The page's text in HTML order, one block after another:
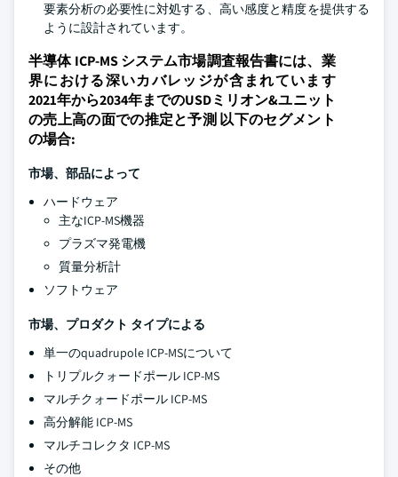
要素分析の必要性に対処する、高い感度と精度を提供する
ように設計されています。
半導体 ICP-MS システム市場調査報告書には、業
界における深いカバレッジが含まれています
2021年から2034年までのUSDミリオン&ユニット
の売上高の面での推定と予測 以下のセグメント
の場合:
市場、部品によって
ハードウェア
主なICP-MS機器
プラズマ発電機
質量分析計
ソフトウェア
市場、プロダクト タイプによる
単一のquadrupole ICP-MSについて
トリプルクォードポール ICP-MS
マルチクォードポール ICP-MS
高分解能 ICP-MS
マルチコレクタ ICP-MS
その他